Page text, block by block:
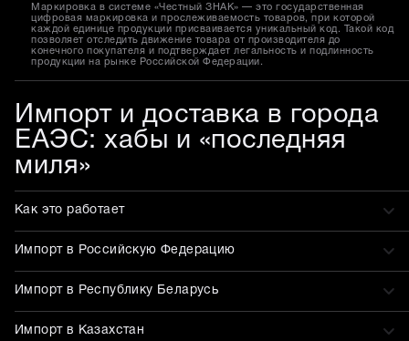
Маркировка в системе «Честный ЗНАК» — это государственная
цифровая маркировка и прослеживаемость товаров, при которой
каждой единице продукции присваивается уникальный код. Такой код
позволяет отследить движение товара от производителя до
конечного покупателя и подтверждает легальность и подлинность
продукции на рынке Российской Федерации.
Импорт и доставка в города
ЕАЭС: хабы и «последняя
миля»
Как это работает
Импорт в Российскую Федерацию
Импорт в Республику Беларусь
Импорт в Казахстан